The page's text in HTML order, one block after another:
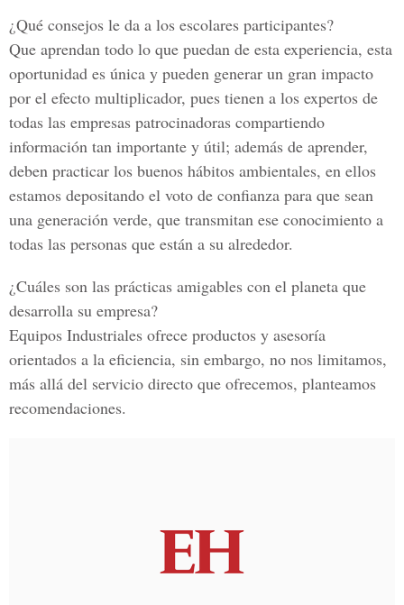
¿Qué consejos le da a los escolares participantes?
Que aprendan todo lo que puedan de esta experiencia, esta
oportunidad es única y pueden generar un gran impacto
por el efecto multiplicador, pues tienen a los expertos de
todas las empresas patrocinadoras compartiendo
información tan importante y útil; además de aprender,
deben practicar los buenos hábitos ambientales, en ellos
estamos depositando el voto de confianza para que sean
una generación verde, que transmitan ese conocimiento a
todas las personas que están a su alrededor.
¿Cuáles son las prácticas amigables con el planeta que
desarrolla su empresa?
Equipos Industriales ofrece productos y asesoría
orientados a la eficiencia, sin embargo, no nos limitamos,
más allá del servicio directo que ofrecemos, planteamos
recomendaciones.